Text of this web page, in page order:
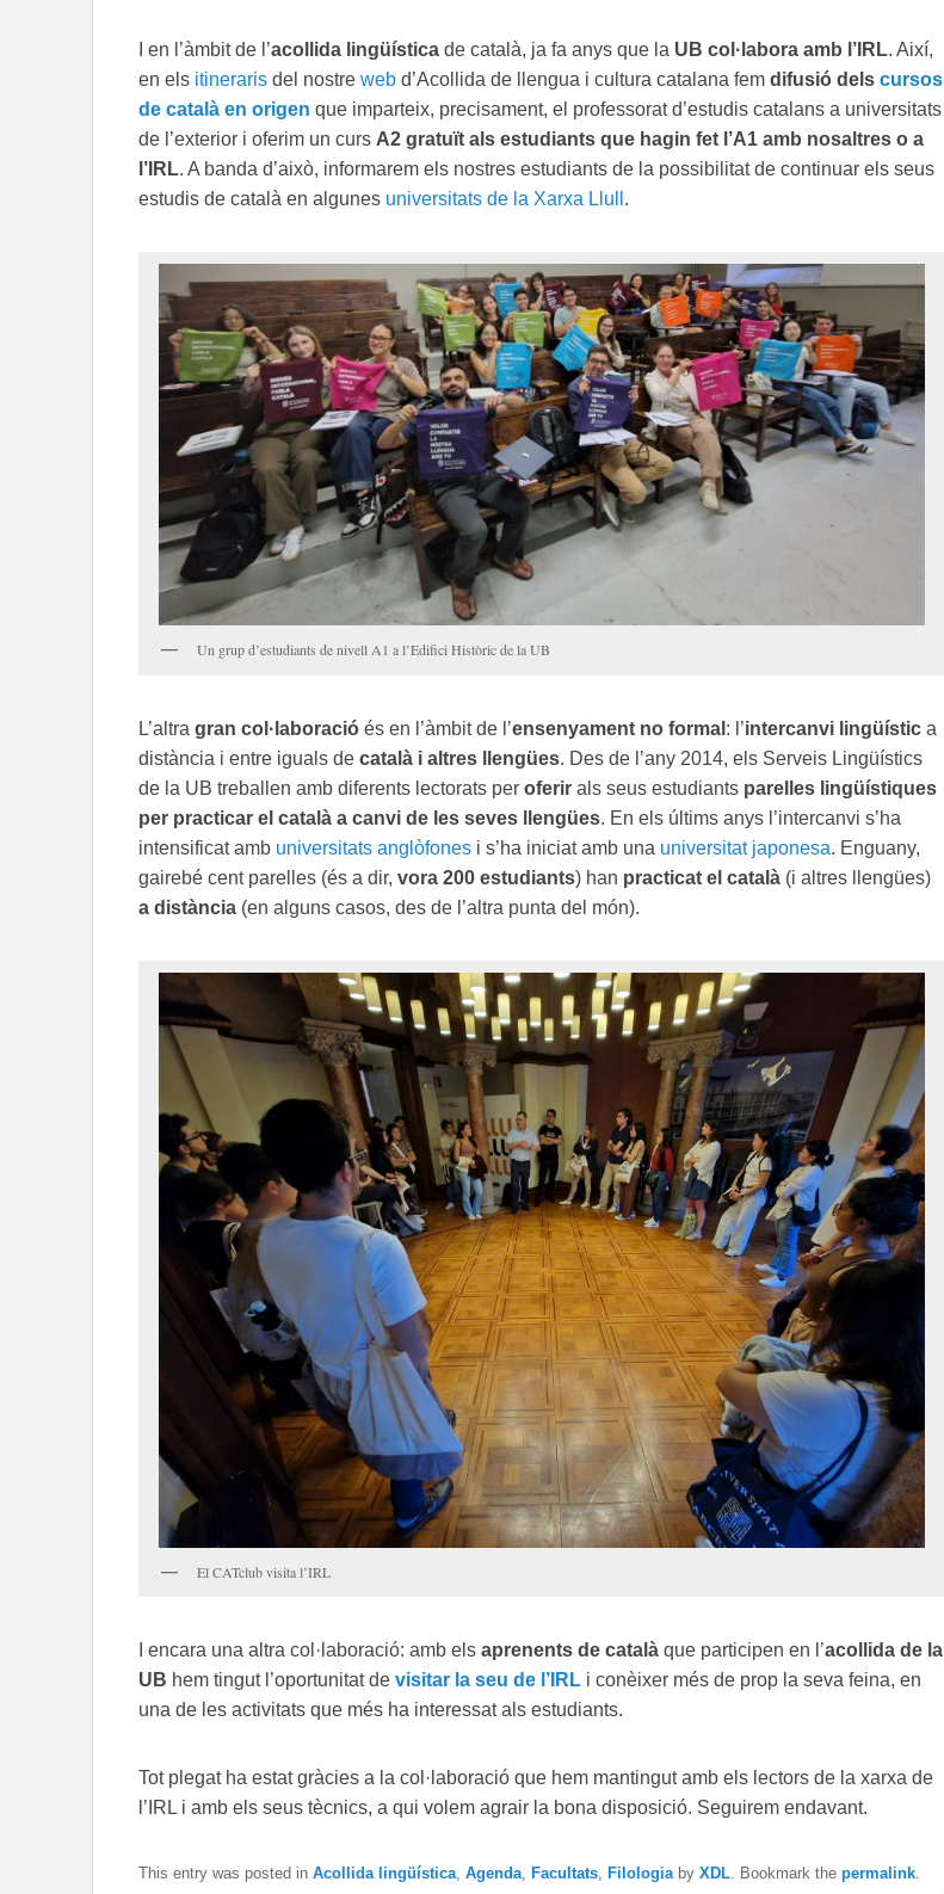
I en l’àmbit de l’acollida lingüística de català, ja fa anys que la UB col·labora amb l’IRL. Així,
en els itineraris del nostre web d’Acollida de llengua i cultura catalana fem difusió dels cursos
de català en origen que imparteix, precisament, el professorat d’estudis catalans a universitats
de l’exterior i oferim un curs A2 gratuït als estudiants que hagin fet l’A1 amb nosaltres o a
l’IRL. A banda d’això, informarem els nostres estudiants de la possibilitat de continuar els seus
estudis de català en algunes universitats de la Xarxa Llull .
Un grup d’estudiants de nivell A1 a l’Edifici Històric de la UB
L’altra gran col·laboració és en l’àmbit de l’ensenyament no formal : l’intercanvi lingüístic a
distància i entre iguals de català i altres llengües. Des de l’any 2014, els Serveis Lingüístics
de la UB treballen amb diferents lectorats per oferir als seus estudiants parelles lingüístiques
per practicar el català a canvi de les seves llengües. En els últims anys l’intercanvi s’ha
intensificat amb universitats anglòfones i s’ha iniciat amb una universitat japonesa. Enguany,
gairebé cent parelles (és a dir, vora 200 estudiants) han practicat el català (i altres llengües)
a distància (en alguns casos, des de l’altra punta del món).
El CATclub visita l’IRL
I encara una altra col·laboració: amb els aprenents de català que participen en l’acollida de la
UB hem tingut l’oportunitat de visitar la seu de l’IRL i conèixer més de prop la seva feina, en
una de les activitats que més ha interessat als estudiants.
Tot plegat ha estat gràcies a la col·laboració que hem mantingut amb els lectors de la xarxa de
l’IRL i amb els seus tècnics, a qui volem agrair la bona disposició. Seguirem endavant.
This entry was posted in Acollida lingüística, Agenda, Facultats, Filologiaby XDL. Bookmark the permalink.